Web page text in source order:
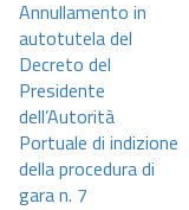
Annullamento in
autotutela del
Decreto del
Presidente
dell’Autorità
Portuale di indizione
della procedura di
gara n. 7